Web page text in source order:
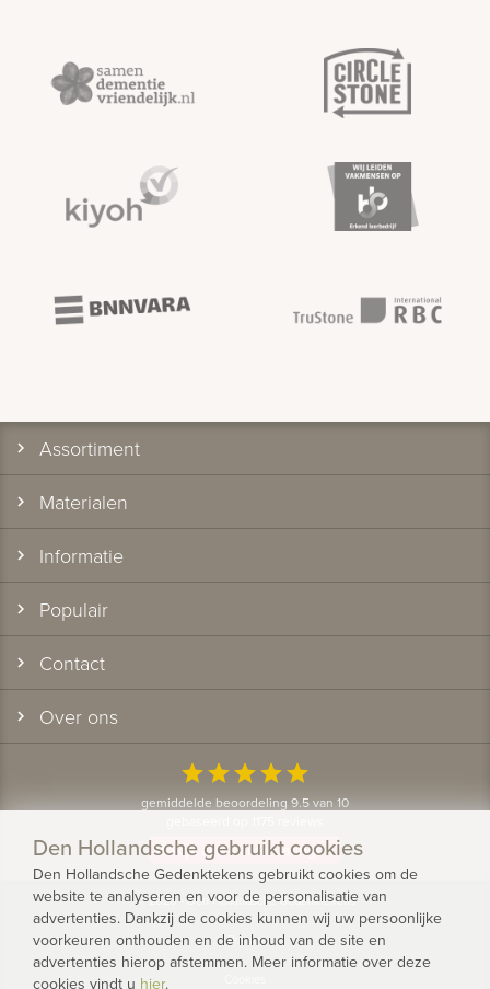
Assortiment
Materialen
Informatie
Populair
Contact
Over ons
starstarstarstarstar
gemiddelde beoordeling 9.5 van 10
Bekijk alle klantervaringen
© 2026 - Den Hollandsche Gedenktekens
Privacy
Den Hollandsche gebruikt cookies
Den Hollandsche Gedenktekens gebruikt cookies om de
website te analyseren en voor de personalisatie van
advertenties. Dankzij de cookies kunnen wij uw persoonlijke
voorkeuren onthouden en de inhoud van de site en
advertenties hierop afstemmen. Meer informatie over deze
cookies vindt u hier.